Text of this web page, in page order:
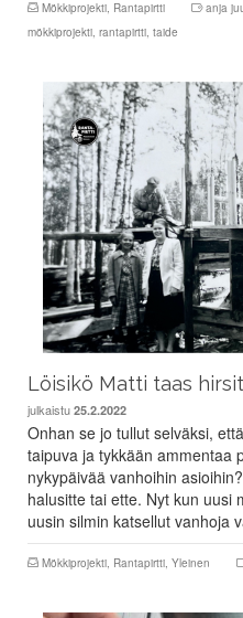
Mökkiprojekti, Rantapirtti anja
mökkiprojekti, rantapirtti, taide
Löisikö Matti taas
julkaistu 25.2.2022
Onhan se jo tullut selväksi,
taipuva ja tykkään ammentaa
nykypäivää vanhoihin
halusitte tai ette. Nyt kun uusi
uusin silmin katsellut vanhoja
Mökkiprojekti, Rantapirtti, Yleinen